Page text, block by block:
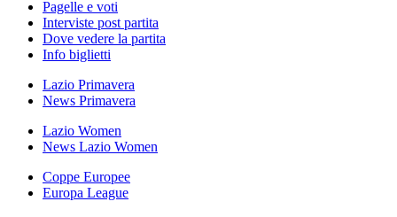
Pagelle e voti
Interviste post partita
Dove vedere la partita
Info biglietti
Lazio Primavera
News Primavera
Lazio Women
News Lazio Women
Coppe Europee
Europa League